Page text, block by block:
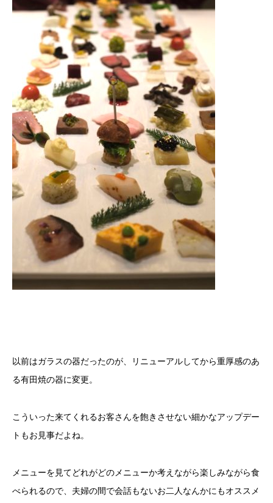
以前はガラスの器だったのが、リニューアルしてから重厚感のあ
る有田焼の器に変更。
こういった来てくれるお客さんを飽きさせない細かなアップデー
トもお見事だよね。
メニューを見てどれがどのメニューか考えながら楽しみながら食
べられるので、夫婦の間で会話もないお二人なんかにもオススメ